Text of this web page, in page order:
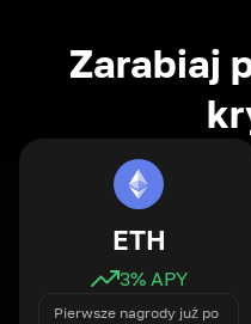
Zarabiaj
ETH
3% APY
Pierwsze nagrody już po